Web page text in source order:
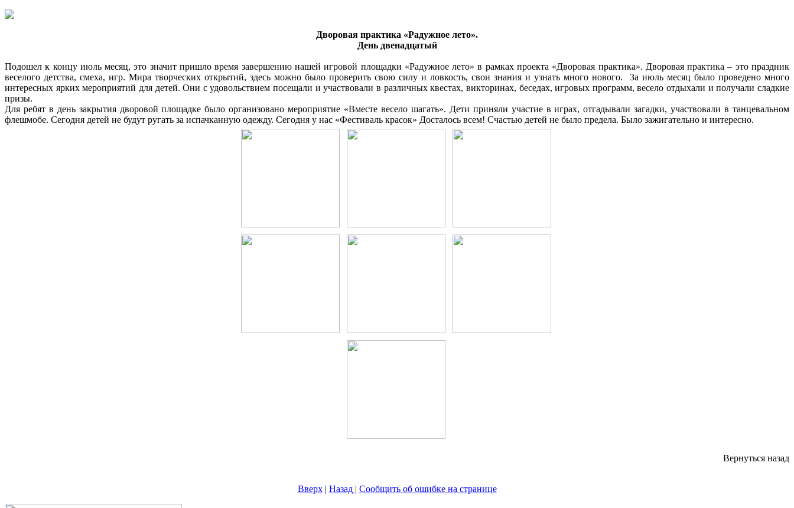
Дворовая практика «Радужное лето».
День двенадцатый
Подошел к концу июль месяц, это значит пришло время завершению нашей игровой площадки «Радужное лето» в рамках проекта «Дворовая практика». Дворовая практика – это праздник
веселого детства, смеха, игр. Мира творческих открытий, здесь можно было проверить свою силу и ловкость, свои знания и узнать много нового. За июль месяц было проведено много
интересных ярких мероприятий для детей. Они с удовольствием посещали и участвовали в различных квестах, викторинах, беседах, игровых программ, весело отдыхали и получали сладкие
призы.
Для ребят в день закрытия дворовой площадке было организовано мероприятие «Вместе весело шагать». Дети приняли участие в играх, отгадывали загадки, участвовали в танцевальном
флешмобе. Сегодня детей не будут ругать за испачканную одежду. Сегодня у нас «Фестиваль красок» Досталось всем! Счастью детей не было предела. Было зажигательно и интересно.
Вернуться назад
Вверх| Назад | Сообщить об ошибке на странице